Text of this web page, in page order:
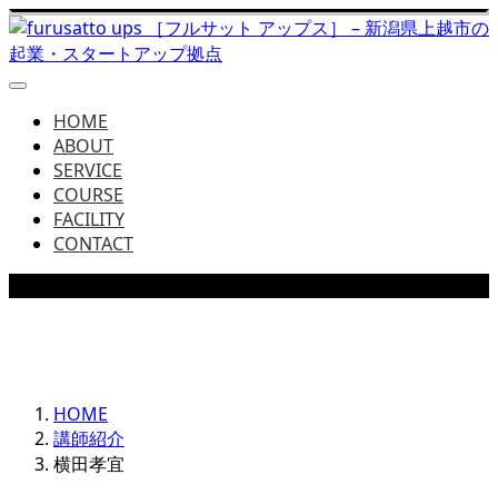
HOME
ABOUT
SERVICE
COURSE
FACILITY
CONTACT
HOME
講師紹介
横田孝宜